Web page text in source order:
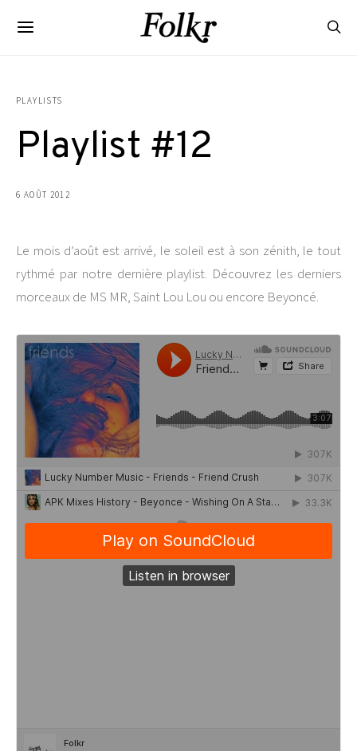
PLAYLISTS
Playlist #12
6 AOÛT 2012
Le mois d’août est arrivé, le soleil est à son zénith, le tout
rythmé par notre dernière playlist. Découvrez les derniers
morceaux de MS MR, Saint Lou Lou ou encore Beyoncé.